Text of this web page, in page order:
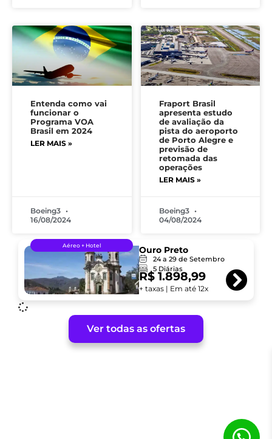
Entenda como vai
funcionar o
Programa VOA
Brasil em 2024
LER MAIS »
Boeing3
16/08/2024
Fraport Brasil
apresenta estudo
de avaliação da
pista do aeroporto
de Porto Alegre e
previsão de
retomada das
operações
LER MAIS »
Boeing3
04/08/2024
Aéreo + Hotel Ouro Preto
24 a 29 de Setembro
5 Diárias
R$ 1.898,99
+ taxas | Em até 12x
Ver todas as ofertas